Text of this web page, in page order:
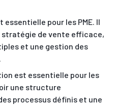
essentielle pour les PME. Il
stratégie de vente efficace,
et une gestion des
est essentielle pour les
une structure
processus définis et une